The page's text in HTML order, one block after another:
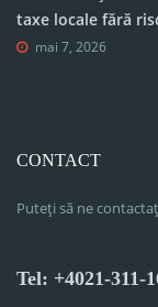
taxe locale fără
mai 7, 2026
CONTACT
Puteți să ne
Tel: +4021-311-